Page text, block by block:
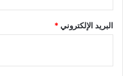
البريد الإلكتروني*